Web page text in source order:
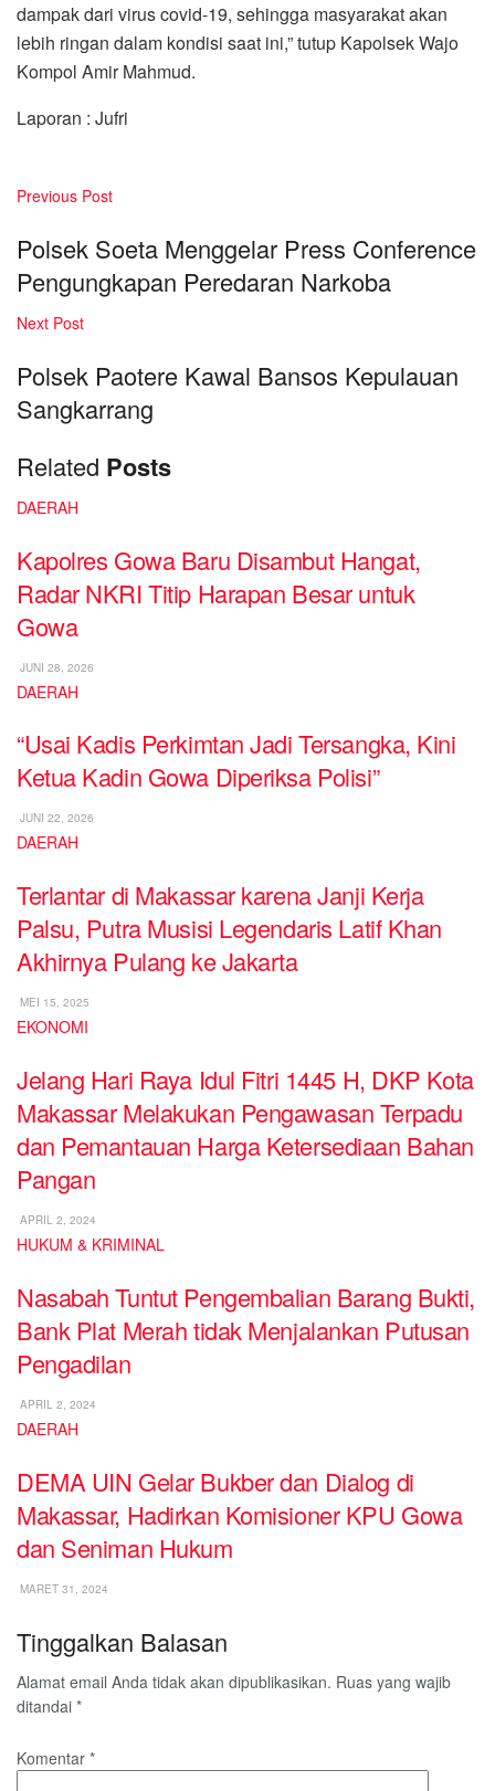
dampak dari virus covid-19, sehingga masyarakat akan
lebih ringan dalam kondisi saat ini,” tutup Kapolsek Wajo
Kompol Amir Mahmud.
Laporan : Jufri
Previous Post
Polsek Soeta Menggelar Press Conference
Pengungkapan Peredaran Narkoba
Next Post
Polsek Paotere Kawal Bansos Kepulauan
Sangkarrang
Related Posts
DAERAH
Kapolres Gowa Baru Disambut Hangat,
Radar NKRI Titip Harapan Besar untuk
Gowa
JUNI 28, 2026
DAERAH
“Usai Kadis Perkimtan Jadi Tersangka, Kini
Ketua Kadin Gowa Diperiksa Polisi”
JUNI 22, 2026
DAERAH
Terlantar di Makassar karena Janji Kerja
Palsu, Putra Musisi Legendaris Latif Khan
Akhirnya Pulang ke Jakarta
MEI 15, 2025
EKONOMI
Jelang Hari Raya Idul Fitri 1445 H, DKP Kota
Makassar Melakukan Pengawasan Terpadu
dan Pemantauan Harga Ketersediaan Bahan
Pangan
APRIL 2, 2024
HUKUM & KRIMINAL
Nasabah Tuntut Pengembalian Barang Bukti,
Bank Plat Merah tidak Menjalankan Putusan
Pengadilan
APRIL 2, 2024
DAERAH
DEMA UIN Gelar Bukber dan Dialog di
Makassar, Hadirkan Komisioner KPU Gowa
dan Seniman Hukum
MARET 31, 2024
Tinggalkan Balasan
Alamat email Anda tidak akan dipublikasikan. Ruas yang wajib
ditandai *
Komentar *